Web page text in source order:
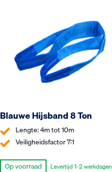
Blauwe Hijsband 8 Ton
Lengte: 4m tot 10m
Veiligheidsfactor 7:1
Op voorraad Levertijd 1-2 werkdagen